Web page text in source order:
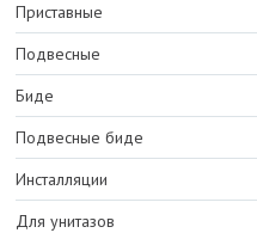
Приставные
Подвесные
Биде
Подвесные биде
Инсталляции
Для унитазов